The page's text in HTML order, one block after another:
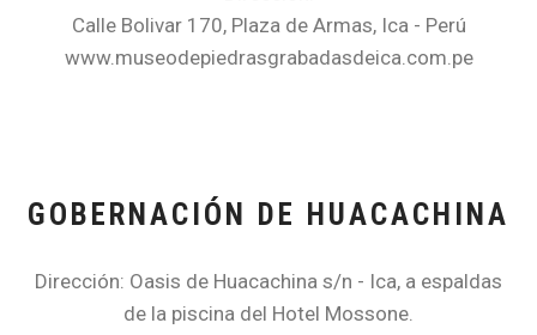
Calle Bolivar 170, Plaza de Armas, Ica - Perú
www.museodepiedrasgrabadasdeica.com.pe
GOBERNACIÓN DE HUACACHINA
Dirección: Oasis de Huacachina s/n - Ica, a espaldas
de la piscina del Hotel Mossone.